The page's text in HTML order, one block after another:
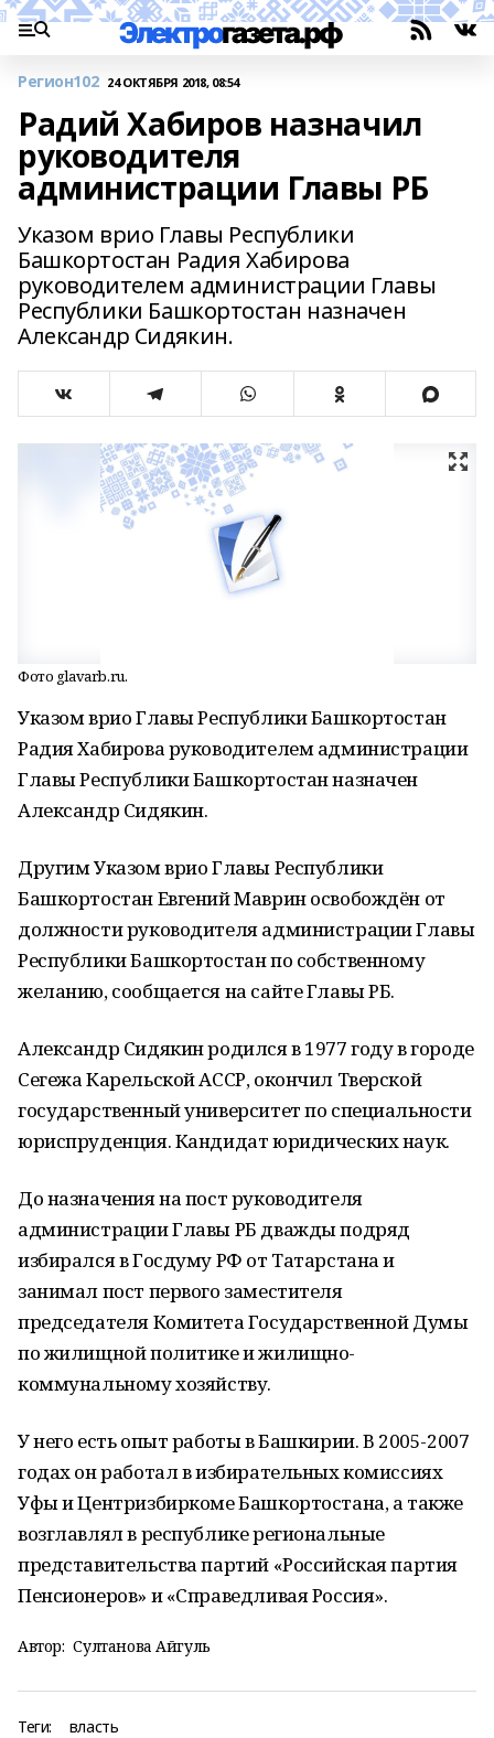
Регион102 24 ОКТЯБРЯ 2018, 08:54
Радий Хабиров назначил
руководителя
администрации Главы РБ
Указом врио Главы Республики
Башкортостан Радия Хабирова
руководителем администрации Главы
Республики Башкортостан назначен
Александр Сидякин.
Фото glavarb.ru.
Указом врио Главы Республики Башкортостан
Радия Хабирова руководителем администрации
Главы Республики Башкортостан назначен
Александр Сидякин.
Другим Указом врио Главы Республики
Башкортостан Евгений Маврин освобождён от
должности руководителя администрации Главы
Республики Башкортостан по собственному
желанию, сообщается на сайте Главы РБ.
Александр Сидякин родился в 1977 году в городе
Сегежа Карельской АССР, окончил Тверской
государственный университет по специальности
юриспруденция. Кандидат юридических наук.
До назначения на пост руководителя
администрации Главы РБ дважды подряд
избирался в Госдуму РФ от Татарстана и
занимал пост первого заместителя
председателя Комитета Государственной Думы
по жилищной политике и жилищно-
коммунальному хозяйству.
У него есть опыт работы в Башкирии. В 2005-2007
годах он работал в избирательных комиссиях
Уфы и Центризбиркоме Башкортостана, а также
возглавлял в республике региональные
представительства партий «Российская партия
Пенсионеров» и «Справедливая Россия».
Автор: Султанова Айгуль
Теги: власть